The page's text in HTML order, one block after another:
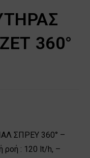
360°
ΣΠΡΕΥ 360° –
ροή : 120 lt/h, –